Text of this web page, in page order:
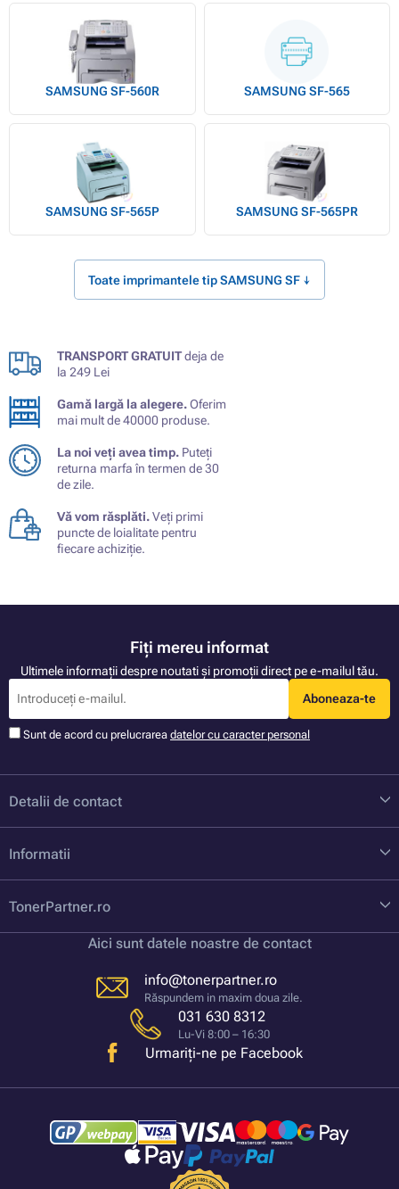
SAMSUNG SF-560R SAMSUNG SF-565
SAMSUNG SF-565P SAMSUNG SF-565PR
Toate imprimantele tip SAMSUNG SF ↓
TRANSPORT GRATUITdeja de
la 249 Lei
Gamă largă la alegere.Oferim
mai mult de 40000 produse.
La noi veți avea timp. Puteți
returna marfa în termen de 30
de zile.
Vă vom răsplăti.Veți primi
puncte de loialitate pentru
fiecare achiziție.
Fiți mereu informat
Ultimele informații despre noutati și promoții direct pe e-mailul tău.
Aboneaza-te
Sunt de acord cu prelucrarea datelor cu caracter personal
Detalii de contact
Informatii
TonerPartner.ro
Aici sunt datele noastre de contact
info@tonerpartner.ro
Răspundem in maxim doua zile.
031 630 8312
Lu-Vi 8:00 – 16:30
Urmariți-ne pe Facebook